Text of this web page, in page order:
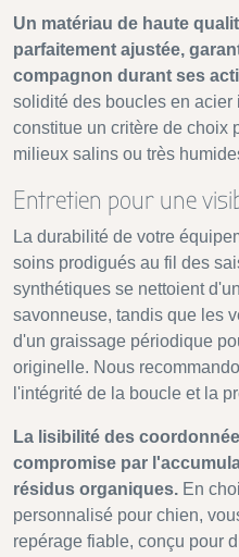
Un matériau de haute
parfaitement ajustée,
compagnon durant ses
solidité des boucles en
constitue un critère de choix
milieux salins ou très
Entretien pour une
La durabilité de votre
soins prodigués au fil des
synthétiques se nettoient
savonneuse, tandis que les
d'un graissage périodique
originelle. Nous
l'intégrité de la boucle et la
La lisibilité des
compromise par
résidus organiques. En
personnalisé pour chien,
repérage fiable, conçu pour